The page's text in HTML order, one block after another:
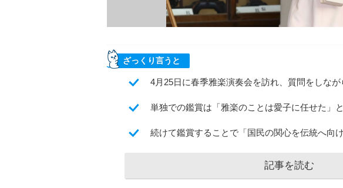
ざっくり言うと
4月25日に春季雅楽演奏会を訪れ、質問をしな
単独での鑑賞は「雅楽のことは愛子に任せた」
続けて鑑賞することで「国民の関心を伝統へ向
記事を読む